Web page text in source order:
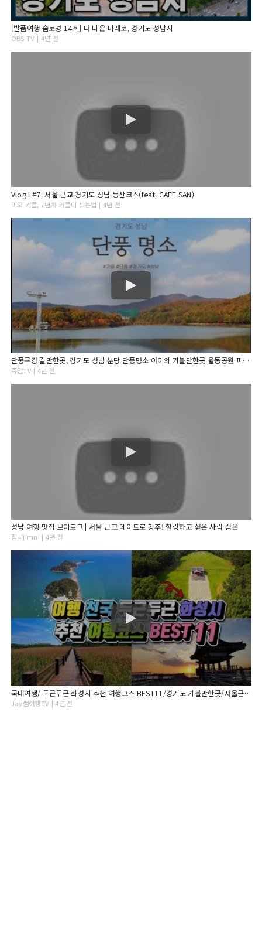
[발품여행 숨보명 14회] 더 나은 미래로, 경기도 성남시
OBS TV | 4년 전
Vlog l #7. 서울 근교 경기도 성남 등산코스(feat. CAFE SAN)
미오 커플, 7년차 커플이 노는법 | 4년 전
단풍구경 갈만한곳, 경기도 성남 분당 단풍명소 아이와 가볼만한곳 율동공원 피크닉
쥬맘TV | 4년 전
성남 여행 맛집 브이로그 | 서울 근교 데이트로 강추! 힐링하고 싶은 사람 컴온
짐니jimni | 4년 전
국내여행/ 두근두근 화성시 추천 여행코스 BEST11/경기도 가볼만한곳/서울근교 가볼만한곳/ 8월추천여행지 /9월추천여행지/당일치기 국내여행
Jay쌤여행TV | 4년 전